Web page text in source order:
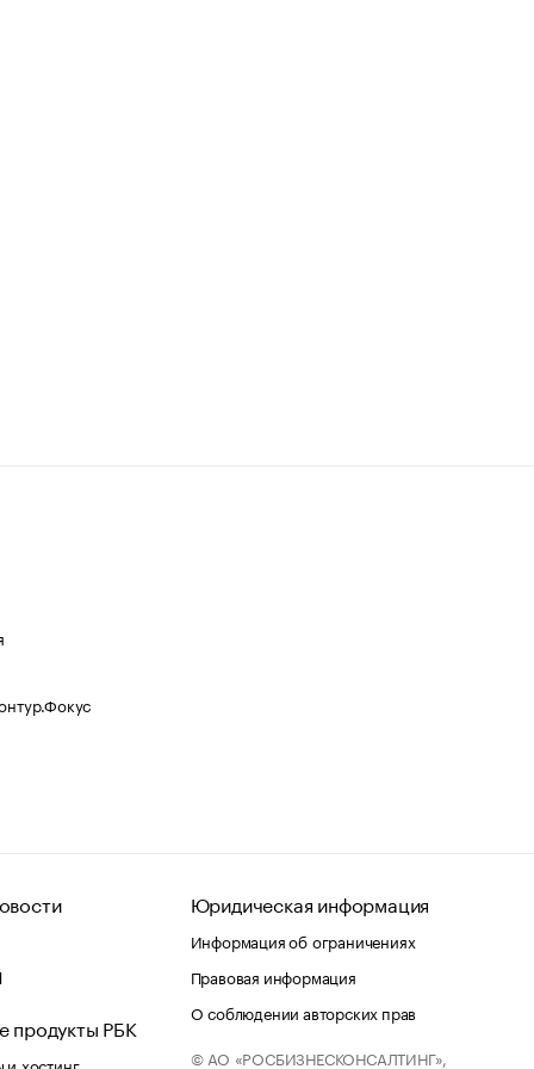
продукты РБК
хостинг
Юридическая информация
Информация об ограничениях
Правовая информация
О соблюдении авторских прав
© АО «РОСБИЗНЕСКОНСАЛТИНГ»,